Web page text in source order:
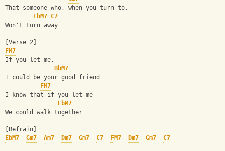
That someone who, when you turn to,
EbM7 C7
Won't turn away
[Verse 2]
FM7
If you let me,
BbM7
I could be your good friend
FM7
I know that if you let me
EbM7
We could walk together
[Refrain]
EbM7
Gm7 Am7 Dm7 Gm7 C7 FM7 Dm7 Gm7 C7